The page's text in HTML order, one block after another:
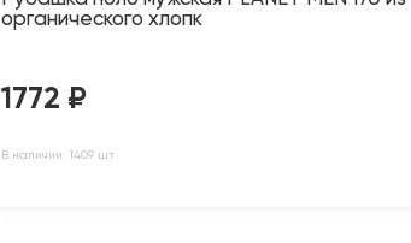
органического хлопк
1772 ₽
В наличии: 1409 шт